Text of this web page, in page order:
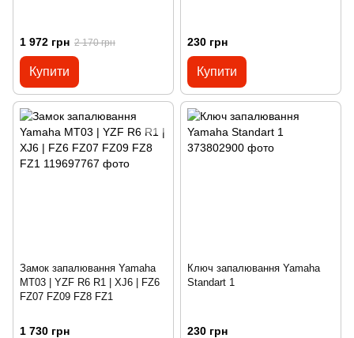
1 972 грн 2 170 грн
Купити
230 грн
Купити
Замок запалювання Yamaha
MT03 | YZF R6 R1 | XJ6 | FZ6
FZ07 FZ09 FZ8 FZ1
1 730 грн
Ключ запалювання Yamaha
Standart 1
230 грн